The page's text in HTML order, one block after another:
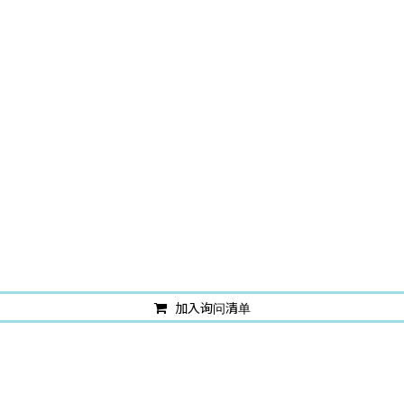
加入询问清单